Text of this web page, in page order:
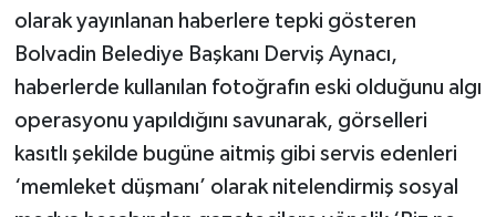
olarak yayınlanan haberlere tepki gösteren
Bolvadin Belediye Başkanı Derviş Aynacı,
haberlerde kullanılan fotoğrafın eski olduğunu algı
operasyonu yapıldığını savunarak, görselleri
kasıtlı şekilde bugüne aitmiş gibi servis edenleri
‘memleket düşmanı’ olarak nitelendirmiş sosyal